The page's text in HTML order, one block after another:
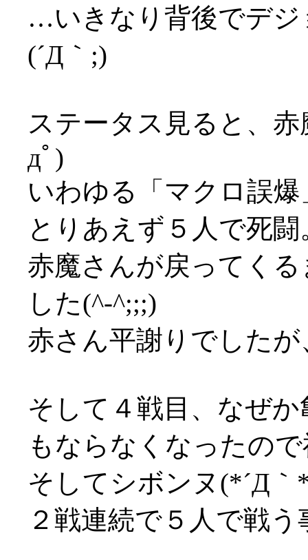
…いきなり背後でデジ
(´Д｀;)
ステータス見ると、
дﾟ)
いわゆる「マクロ誤
とりあえず５人で死闘
赤魔さんが戻ってく
した(^-^;;;)
赤さん平謝りでした
そして４戦目、なぜ
もならなくなったの
そしてシボンヌ(*´Д｀
２戦連続で５人で戦う